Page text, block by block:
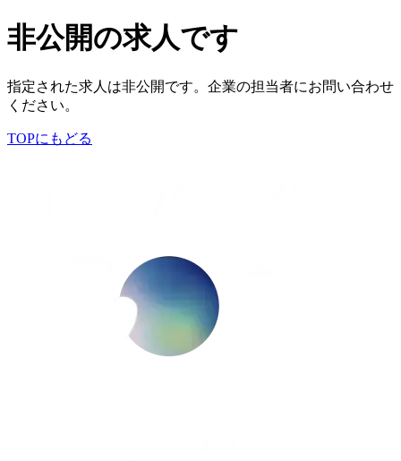
非公開の求人です
指定された求人は非公開です。企業の担当者にお問い合わせ
ください。
TOPにもどる